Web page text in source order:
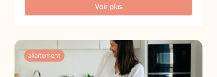
Voir plus
allaitement